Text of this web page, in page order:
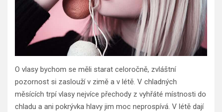
O vlasy bychom se měli starat celoročně, zvláštní
pozornost si zaslouží v zimě a v létě. V chladných
měsících trpí vlasy nejvíce přechody z vyhřáté místnosti do
chladu a ani pokrývka hlavy jim moc neprospívá. V létě dají